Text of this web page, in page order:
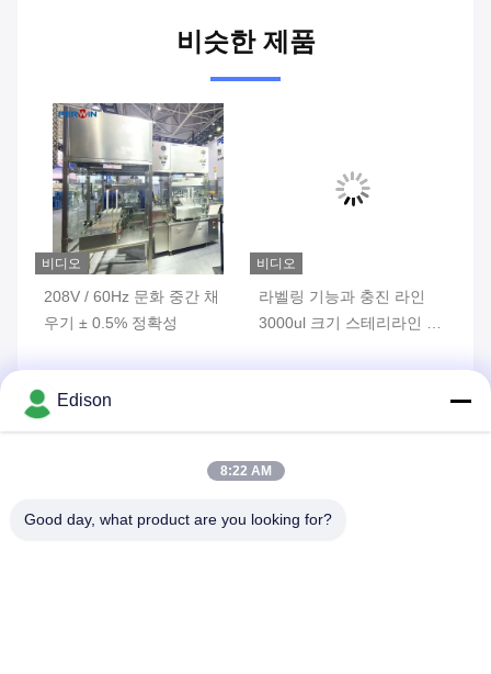
비슷한 제품
비디오
208V / 60Hz 문화 중간 채
우기 ± 0.5% 정확성
가장 좋은 가격 을 구하라
비디오
라벨링 기능과 충진 라인
3000ul 크기 스테리라인 물
Edison
8:22 AM
Good day, what product are you looking for?